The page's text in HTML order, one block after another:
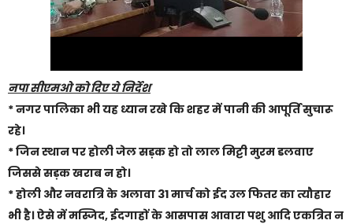
नपा सीएमओ को दिए ये निर्देश
* नगर पालिका भी यह ध्यान रखे कि शहर में पानी की आपूर्ति सुचारू
रहे।
* जिन स्थान पर होली जेल सड़क हो तो लाल मिट्टी मुरम डलवाए
जिससे सड़क खराब न हो।
* होली और नवरात्रि के अलावा 31 मार्च को ईद उल फितर का त्यौहार
भी है। ऐसे में मस्जिद, ईदगाहों के आसपास आवारा पशु आदि एकत्रित न